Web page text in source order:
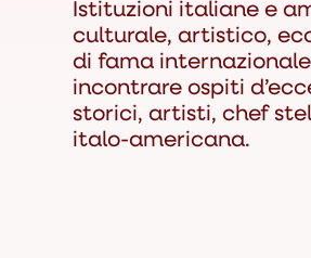
Istituzioni italiane e
culturale, artistico,
di fama
incontrare ospiti
storici, artisti, chef
italo-americana.